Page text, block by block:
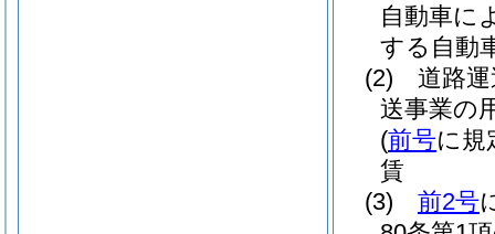
自動車に
する自動
(2)
道路
送事業の
(前号に規
賃
(3)
前2号